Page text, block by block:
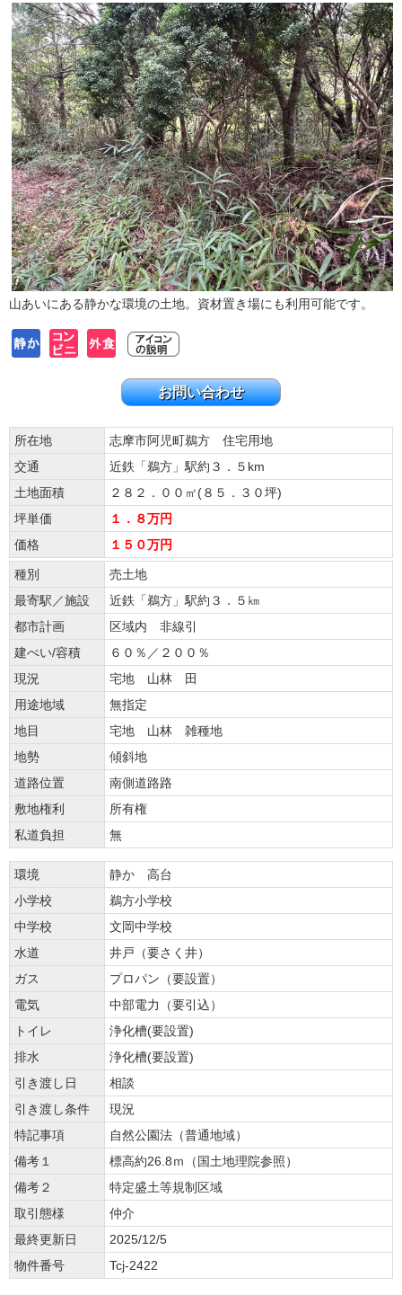
山あいにある静かな環境の土地。資材置き場にも利用可能です。
お問い合わせ
所在地
志摩市阿児町鵜方 住宅用地
交通
近鉄「鵜方」駅約３．５km
土地面積
２８２．００㎡(８５．３０坪)
坪単価
１．８万円
価格
１５０万円
種別
売土地
最寄駅／施設
近鉄「鵜方」駅約３．５㎞
都市計画
区域内 非線引
建ぺい/容積
６０％／２００％
現況
宅地 山林 田
用途地域
無指定
地目
宅地 山林 雑種地
地勢
傾斜地
道路位置
南側道路路
敷地権利
所有権
私道負担
無
環境
静か 高台
小学校
鵜方小学校
中学校
文岡中学校
水道
井戸（要さく井）
ガス
プロパン（要設置）
電気
中部電力（要引込）
トイレ
浄化槽(要設置)
排水
浄化槽(要設置)
引き渡し日
相談
引き渡し条件
現況
特記事項
自然公園法（普通地域）
備考１
標高約26.8ｍ（国土地理院参照）
備考２
特定盛土等規制区域
取引態様
仲介
最終更新日
2025/12/5
物件番号
Tcj-2422